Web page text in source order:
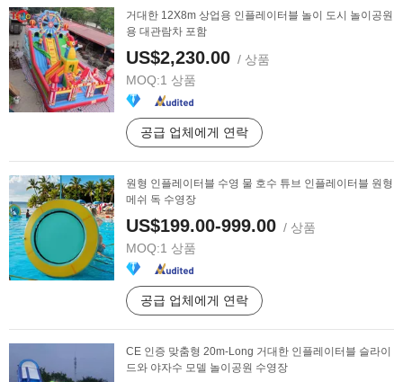
거대한 12X8m 상업용 인플레이터블 놀이 도시 놀이공원
용 대관람차 포함
US$2,230.00 / 상품
MOQ:1 상품
공급 업체에게 연락
원형 인플레이터블 수영 물 호수 튜브 인플레이터블 원형
메쉬 독 수영장
US$199.00-999.00 / 상품
MOQ:1 상품
공급 업체에게 연락
CE 인증 맞춤형 20m-Long 거대한 인플레이터블 슬라이
드와 야자수 모델 놀이공원 수영장